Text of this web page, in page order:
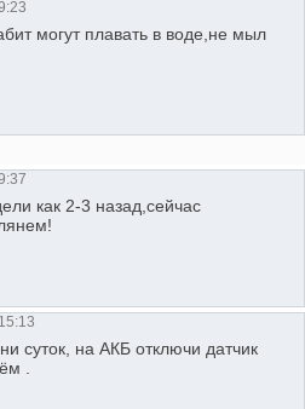
могут плавать в воде,не мыл
как 2-3 назад,сейчас
суток, на АКБ отключи датчик
.